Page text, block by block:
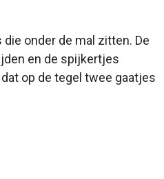
onder de mal zitten. De
en de spijkertjes
op de tegel twee gaatjes